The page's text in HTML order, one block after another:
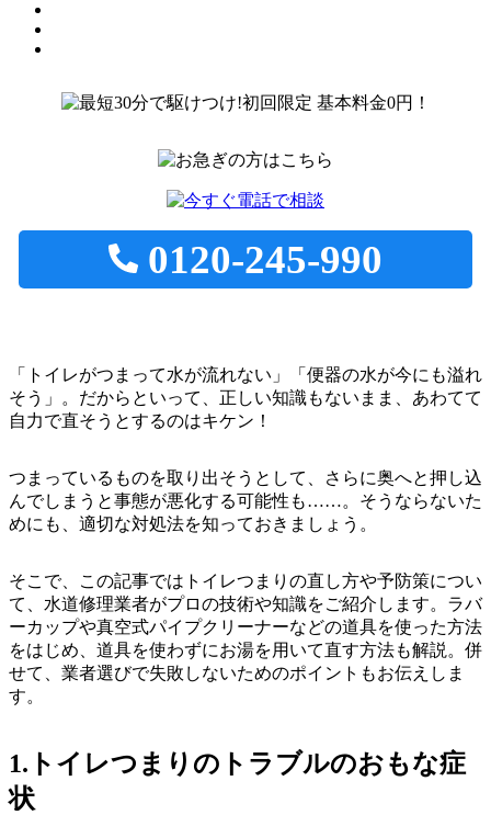
0120-245-990
「トイレがつまって水が流れない」「便器の水が今にも溢れ
そう」。だからといって、正しい知識もないまま、あわてて
自力で直そうとするのはキケン！
つまっているものを取り出そうとして、さらに奥へと押し込
んでしまうと事態が悪化する可能性も……。そうならないた
めにも、適切な対処法を知っておきましょう。
そこで、この記事ではトイレつまりの直し方や予防策につい
て、水道修理業者がプロの技術や知識をご紹介します。ラバ
ーカップや真空式パイプクリーナーなどの道具を使った方法
をはじめ、道具を使わずにお湯を用いて直す方法も解説。併
せて、業者選びで失敗しないためのポイントもお伝えしま
す。
1.トイレつまりのトラブルのおもな症
状